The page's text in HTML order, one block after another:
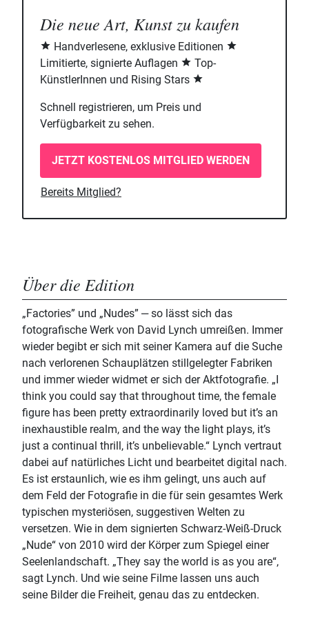
Die neue Art, Kunst zu kaufen
Handverlesene, exklusive Editionen
Limitierte, signierte Auflagen
Top-
KünstlerInnen und Rising Stars
Schnell registrieren, um Preis und
Verfügbarkeit zu sehen.
JETZT KOSTENLOS MITGLIED WERDEN
Bereits Mitglied?
Über die Edition
„Factories” und „Nudes” ‒ so lässt sich das
fotografische Werk von David Lynch umreißen. Immer
wieder begibt er sich mit seiner Kamera auf die Suche
nach verlorenen Schauplätzen stillgelegter Fabriken
und immer wieder widmet er sich der Aktfotografie. „I
think you could say that throughout time, the female
figure has been pretty extraordinarily loved but it’s an
inexhaustible realm, and the way the light plays, it’s
just a continual thrill, it’s unbelievable.“ Lynch vertraut
dabei auf natürliches Licht und bearbeitet digital nach.
Es ist erstaunlich, wie es ihm gelingt, uns auch auf
dem Feld der Fotografie in die für sein gesamtes Werk
typischen mysteriösen, suggestiven Welten zu
versetzen. Wie in dem signierten Schwarz-Weiß-Druck
„Nude“ von 2010 wird der Körper zum Spiegel einer
Seelenlandschaft. „They say the world is as you are“,
sagt Lynch. Und wie seine Filme lassen uns auch
seine Bilder die Freiheit, genau das zu entdecken.